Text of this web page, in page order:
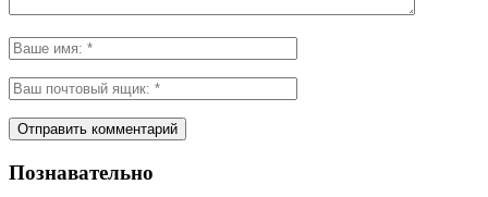
Познавательно